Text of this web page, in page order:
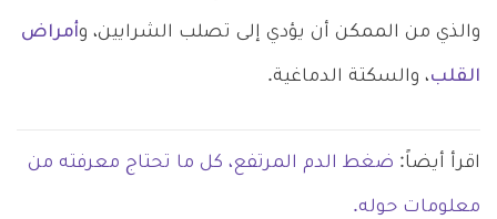
والذي من الممكن أن يؤدي إلى تصلب الشرايين، وأمراض
القلب، والسكتة الدماغية.
اقرأ أيضاً: ضغط الدم المرتفع، كل ما تحتاج معرفته من
معلومات حوله.